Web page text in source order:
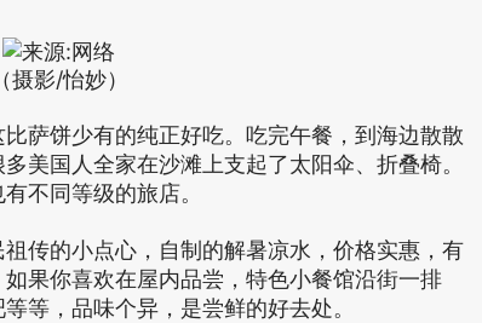
（摄影/怡妙）
萨饼少有的纯正好吃。吃完午餐，到海边散散
美国人全家在沙滩上支起了太阳伞、折叠椅。
不同等级的旅店。
传的小点心，自制的解暑凉水，价格实惠，有
果你喜欢在屋内品尝，特色小餐馆沿街一排
等，品味个异，是尝鲜的好去处。